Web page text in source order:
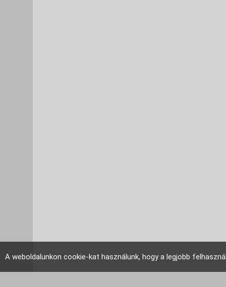
A weboldalunkon cookie-kat használunk, hogy a legjobb